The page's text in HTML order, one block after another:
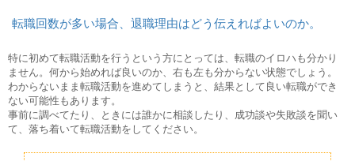
転職回数が多い場合、退職理由はどう伝えればよいのか。
特に初めて転職活動を行うという方にとっては、転職のイロハも分かり
ません。何から始めれば良いのか、右も左も分からない状態でしょう。
わからないまま転職活動を進めてしまうと、結果として良い転職ができ
ない可能性もあります。
事前に調べてたり、ときには誰かに相談したり、成功談や失敗談を聞い
て、落ち着いて転職活動をしてください。